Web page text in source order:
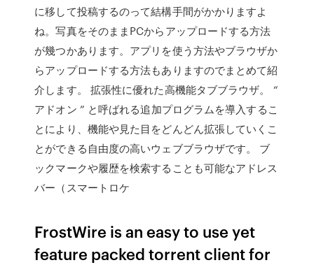
に移して投稿するのって結構手間がかかりますよ
ね。写真をそのままPCからアップロードする方法
が幾つかあります。アプリを使う方法やブラウザか
らアップロードする方法もありますのでまとめて紹
介します。 拡張性に優れた高機能タブブラウザ。 “
アドオン ” と呼ばれる追加プログラムを導入するこ
とにより、機能や見た目をどんどん拡張していくこ
とができる自由度の高いウェブブラウザです。 ブ
ックマークや履歴を検索することも可能なアドレス
バー（スマートロケ
FrostWire is an easy to use yet
feature packed torrent client for